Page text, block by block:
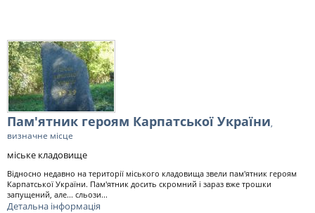
Пам'ятник героям Карпатської України,
визначне місце
міське кладовище
Відносно недавно на території міського кладовища звели пам'ятник героям
Карпатської України. Пам'ятник досить скромний і зараз вже трошки
запущений, але... сльози...
Детальна інформація